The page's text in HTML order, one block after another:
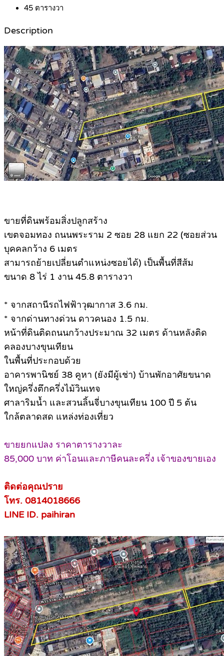
45 ตารางวา
Description
ขายที่ดินพร้อมสิ่งปลูกสร้าง
เขตจอมทอง ถนนพระราม 2 ซอย 28 แยก 22 (ซอยส่วน
บุคคลกว้าง 6 เมตร
สามารถย้ายเปลี่ยนตำแหน่งซอยได้) เป็นพื้นที่สีส้ม
ขนาด 8 ไร่ 1 งาน 45.8 ตารางวา
* จากสถานีรถไฟฟ้าวุฒากาส 3.6 กม.
* จากด่านทางด่วน ดาวคนอง 1.5 กม.
หน้าที่ดินติดถนนกว้างประมาณ 32 เมตร ด้านหลังติด
คลองบางขุนเทียน
ในพื้นที่ประกอบด้วย
อาคารพานิชย์ 38 คูหา (ยังมีผู้เช่า) บ้านพักอาศัยขนาด
ใหญ่ครึ่งตึกครึ่งไม้วินเทจ
ศาลาริมน้ำ และสวนลิ้นจี่บางขุนเทียน 100 ปี 5 ต้น
ใกล้ตลาดสด แหล่งท่องเที่ยว
ขายยกแปลง ราคาตารางวาละ
85,000 บาท ค่าโอนและภาษีคนละครึ่ง เจ้าของขายเอง
ติดต่อคุณปราย
โทร. 0814018666
LINE ID. paihiran